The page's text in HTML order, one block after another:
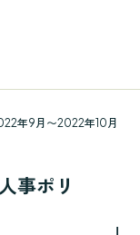
年9月〜2022年10月
事ポリ